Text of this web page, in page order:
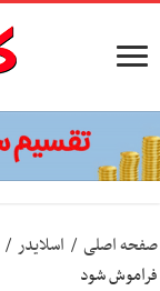
صفحه اصلی / اسلایدر /
فراموش شود